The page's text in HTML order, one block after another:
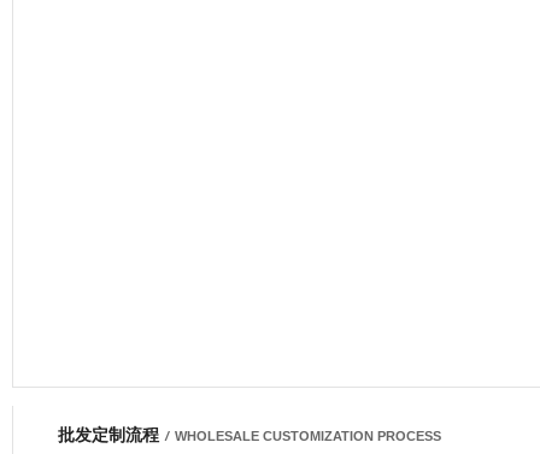
网商会会员
批发定制流程 / WHOLESALE CUSTOMIZATION PROCESS